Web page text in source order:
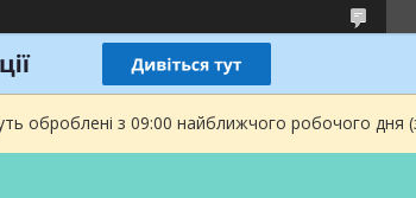
оброблені з 09:00 найближчого робочого дня